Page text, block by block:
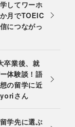
してワーホ
月でTOEIC
につながっ
卒業後、就
体験談！語
の留学に近
さん
学先に選ぶ